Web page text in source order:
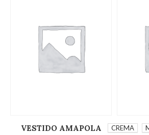
LEER MÁS
VESTIDO AMAPOLA CREMA